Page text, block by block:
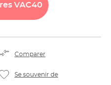
VAC40
Comparer
Se souvenir de